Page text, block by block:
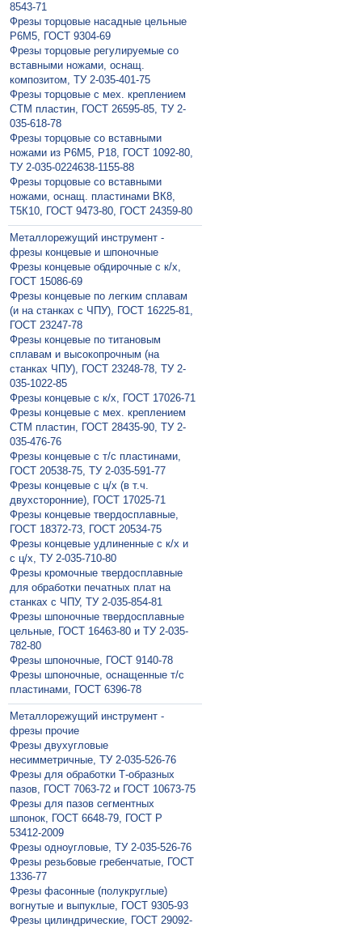
8543-71
Фрезы торцовые насадные цельные
Р6М5, ГОСТ 9304-69
Фрезы торцовые регулируемые со
вставными ножами, оснащ.
композитом, ТУ 2-035-401-75
Фрезы торцовые с мех. креплением
СТМ пластин, ГОСТ 26595-85, ТУ 2-
035-618-78
Фрезы торцовые со вставными
ножами из Р6М5, Р18, ГОСТ 1092-80,
ТУ 2-035-0224638-1155-88
Фрезы торцовые со вставными
ножами, оснащ. пластинами ВК8,
Т5К10, ГОСТ 9473-80, ГОСТ 24359-80
Металлорежущий инструмент -
фрезы концевые и шпоночные
Фрезы концевые обдирочные с к/х,
ГОСТ 15086-69
Фрезы концевые по легким сплавам
(и на станках с ЧПУ), ГОСТ 16225-81,
ГОСТ 23247-78
Фрезы концевые по титановым
сплавам и высокопрочным (на
станках ЧПУ), ГОСТ 23248-78, ТУ 2-
035-1022-85
Фрезы концевые с к/х, ГОСТ 17026-71
Фрезы концевые с мех. креплением
СТМ пластин, ГОСТ 28435-90, ТУ 2-
035-476-76
Фрезы концевые с т/с пластинами,
ГОСТ 20538-75, ТУ 2-035-591-77
Фрезы концевые с ц/х (в т.ч.
двухсторонние), ГОСТ 17025-71
Фрезы концевые твердосплавные,
ГОСТ 18372-73, ГОСТ 20534-75
Фрезы концевые удлиненные с к/х и
с ц/х, ТУ 2-035-710-80
Фрезы кромочные твердосплавные
для обработки печатных плат на
станках с ЧПУ, ТУ 2-035-854-81
Фрезы шпоночные твердосплавные
цельные, ГОСТ 16463-80 и ТУ 2-035-
782-80
Фрезы шпоночные, ГОСТ 9140-78
Фрезы шпоночные, оснащенные т/с
пластинами, ГОСТ 6396-78
Металлорежущий инструмент -
фрезы прочие
Фрезы двухугловые
несимметричные, ТУ 2-035-526-76
Фрезы для обработки Т-образных
пазов, ГОСТ 7063-72 и ГОСТ 10673-75
Фрезы для пазов сегментных
шпонок, ГОСТ 6648-79, ГОСТ Р
53412-2009
Фрезы одноугловые, ТУ 2-035-526-76
Фрезы резьбовые гребенчатые, ГОСТ
1336-77
Фрезы фасонные (полукруглые)
вогнутые и выпуклые, ГОСТ 9305-93
Фрезы цилиндрические, ГОСТ 29092-